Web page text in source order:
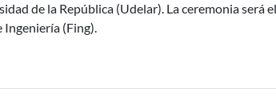
de la República (Udelar). La ceremonia será
Ingeniería (Fing).